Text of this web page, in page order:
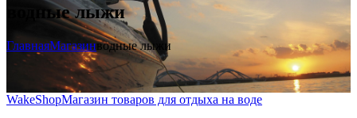
водные лыжи
ГлавнаяМагазинводные лыжи
WakeShopМагазин товаров для отдыха на воде